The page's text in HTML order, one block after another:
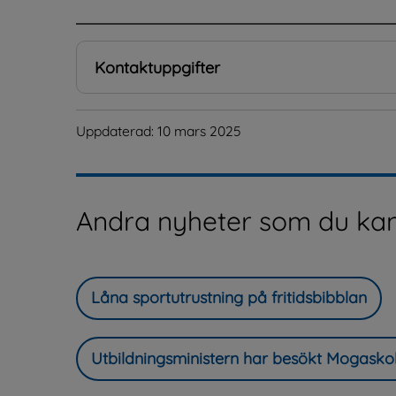
Kontaktuppgifter
Uppdaterad: 10 mars 2025
Andra nyheter som du
Låna sportutrustning på fritidsbibblan
Utbildningsministern har besökt